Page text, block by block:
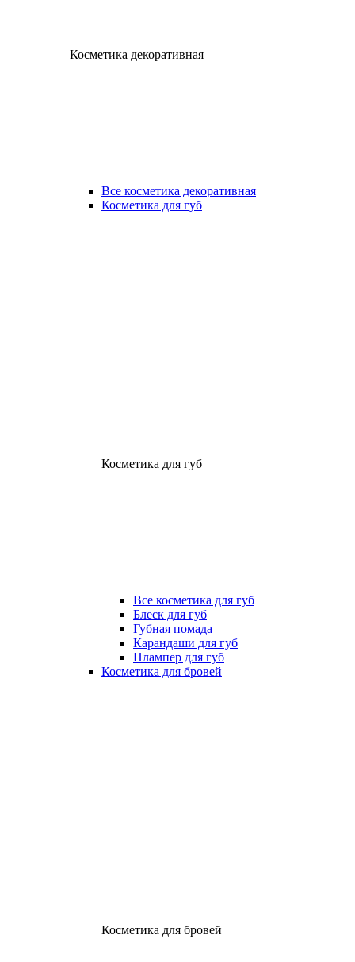
Косметика декоративная
Все косметика декоративная
Косметика для губ
Косметика для губ
Все косметика для губ
Блеск для губ
Губная помада
Карандаши для губ
Плампер для губ
Косметика для бровей
Косметика для бровей